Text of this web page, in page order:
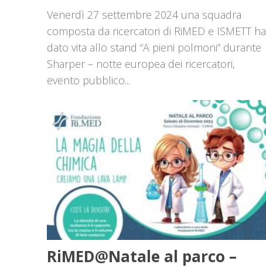
Venerdì 27 settembre 2024 una squadra
composta da ricercatori di RiMED e ISMETT ha
dato vita allo stand “A pieni polmoni” durante
Sharper – notte europea dei ricercatori,
evento pubblico...
RiMED@Natale al parco –